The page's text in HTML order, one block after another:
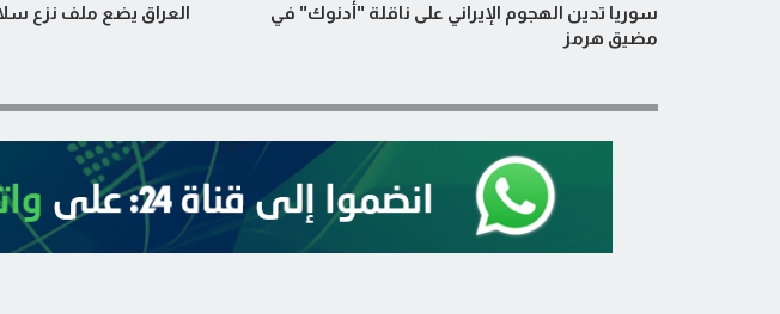
سوريا تدين الهجوم الإيراني على ناقلة "أدنوك" في
مضيق هرمز ‏
العراق يضع ملف نزع